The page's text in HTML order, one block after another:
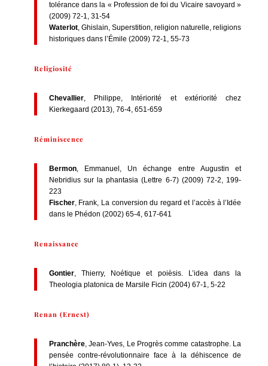
tolérance dans la « Profession de foi du Vicaire savoyard »
(2009) 72-1, 31-54
Waterlot, Ghislain, Superstition, religion naturelle, religions
historiques dans l’Émile (2009) 72-1, 55-73
Religiosité
Chevallier, Philippe, Intériorité et extériorité chez
Kierkegaard (2013), 76-4, 651-659
Réminiscence
Bermon, Emmanuel, Un échange entre Augustin et
Nebridius sur la phantasia (Lettre 6-7) (2009) 72-2, 199-
223
Fischer, Frank, La conversion du regard et l’accès à l’Idée
dans le Phédon (2002) 65-4, 617-641
Renaissance
Gontier, Thierry, Noétique et poièsis. L’idea dans la
Theologia platonica de Marsile Ficin (2004) 67-1, 5-22
Renan (Ernest)
Pranchère, Jean-Yves, Le Progrès comme catastrophe. La
pensée contre-révolutionnaire face à la déhiscence de